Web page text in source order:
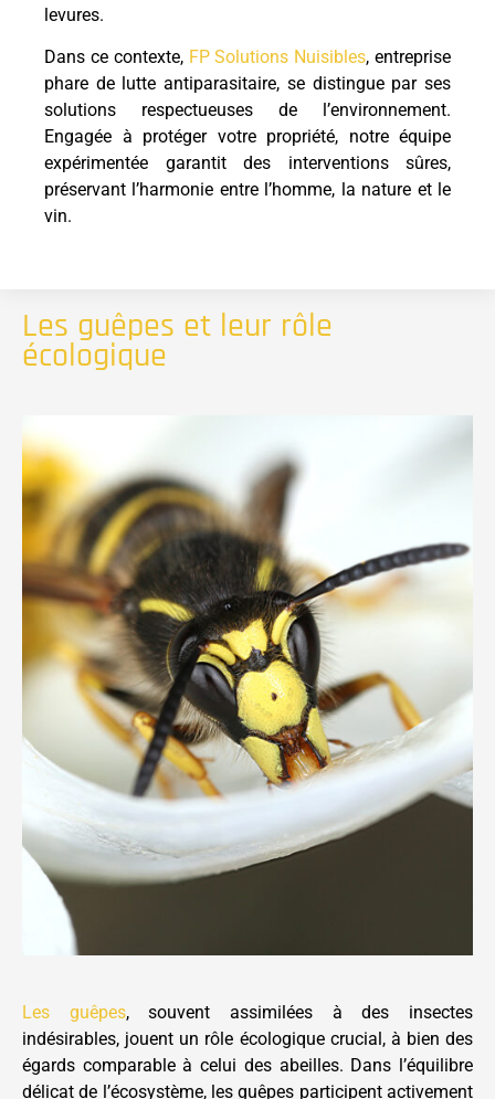
levures.
Dans ce contexte, FP Solutions Nuisibles, entreprise
phare de lutte antiparasitaire, se distingue par ses
solutions respectueuses de l’environnement.
Engagée à protéger votre propriété, notre équipe
expérimentée garantit des interventions sûres,
préservant l’harmonie entre l’homme, la nature et le
vin.
Les guêpes et leur rôle
écologique
Les guêpes, souvent assimilées à des insectes
indésirables, jouent un rôle écologique crucial, à bien des
égards comparable à celui des abeilles. Dans l’équilibre
délicat de l’écosystème, les guêpes participent activement